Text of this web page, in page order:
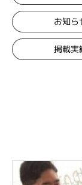
お知ら
掲載実